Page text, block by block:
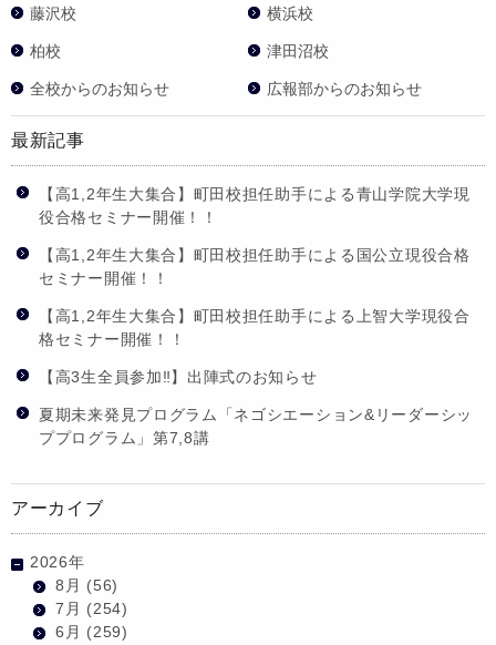
藤沢校 横浜校
柏校 津田沼校
全校からのお知らせ 広報部からのお知らせ
最新記事
【高1,2年生大集合】町田校担任助手による青山学院大学現
役合格セミナー開催！！
【高1,2年生大集合】町田校担任助手による国公立現役合格
セミナー開催！！
【高1,2年生大集合】町田校担任助手による上智大学現役合
格セミナー開催！！
【高3生全員参加‼】出陣式のお知らせ
夏期未来発見プログラム「ネゴシエーション&リーダーシッ
ププログラム」第7,8講
アーカイブ
2026年
8月 (56)
7月 (254)
6月 (259)